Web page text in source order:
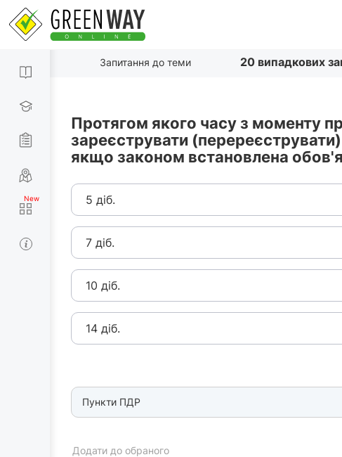
Запитання до теми 20 випадкових
Протягом якого часу з моменту
зареєструвати
якщо законом встановлена
5 діб.
7 діб.
10 діб.
14 діб.
Пункти ПДР
Додати до обраного